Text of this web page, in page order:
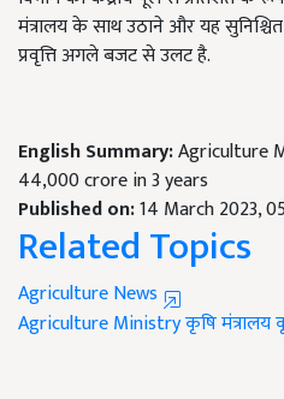
मंत्रालय के साथ उठाने और यह
प्रवृत्ति अगले बजट से उलट है.
English Summary:Agriculture
44,000 crore in 3 years
Published on:14 March 2023,
Related Topics
Agriculture News
Agriculture Ministryकृषि मंत्रालय